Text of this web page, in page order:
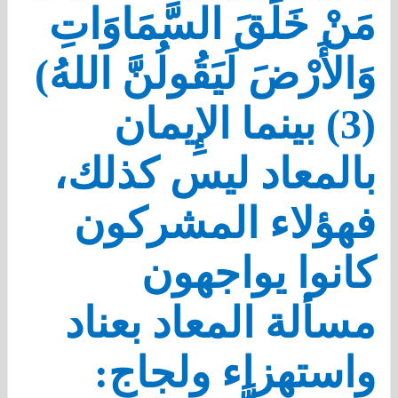
مَنْ خَلَقَ السَّمَاوَاتِ
وَالأَرْضَ لَيَقُولُنَّ اللهُ)
(3) بينما الإِيمان
بالمعاد ليس كذلك،
فهؤلاء المشركون
كانوا يواجهون
مسألة المعاد بعناد
واستهزاء ولجاج: